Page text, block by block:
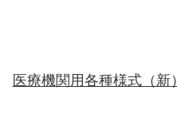
医療機関用各種様式（新）